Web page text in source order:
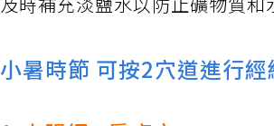
及時補充淡鹽水以防止礦物質
小暑時節 可按2穴道進行